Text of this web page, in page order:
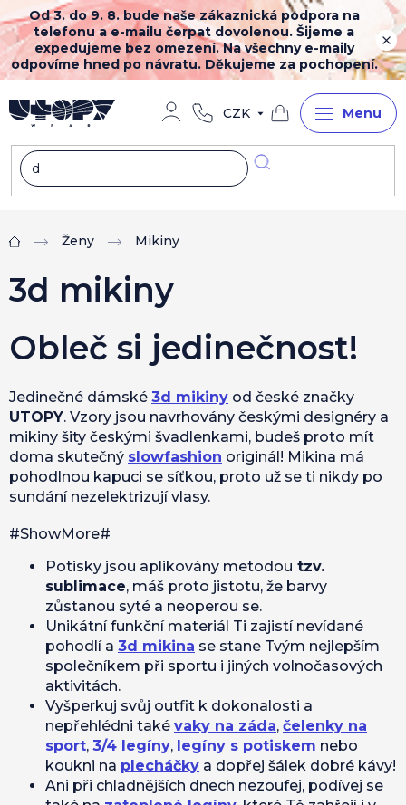
Přejít
na
obsah
Od 3. do 9. 8. bude naše zákaznická podpora na
telefonu a e-mailu čerpat dovolenou. Šijeme a
expedujeme bez omezení. Na všechny e-maily
odpovíme hned po návratu. Děkujeme za pochopení.
CZK
Nákupní
košík
Domů Ženy Mikiny
3d mikiny
Obleč si jedinečnost!
Jedinečné dámské 3d mikiny od české značky
UTOPY. Vzory jsou navrhovány českými designéry a
mikiny šity českými švadlenkami, budeš proto mít
doma skutečný slowfashion originál! Mikina má
pohodlnou kapuci se síťkou, proto už se ti nikdy po
sundání nezelektrizují vlasy.
#ShowMore#
Potisky jsou aplikovány metodou tzv.
sublimace, máš proto jistotu, že barvy
zůstanou syté a neoperou se.
Unikátní funkční materiál Ti zajistí nevídané
pohodlí a 3d mikina se stane Tvým nejlepším
společníkem při sportu i jiných volnočasových
aktivitách.
Vyšperkuj svůj outfit k dokonalosti a
nepřehlédni také vaky na záda, čelenky na
sport, 3/4 legíny, legíny s potiskem nebo
koukni na plecháčky a dopřej šálek dobré kávy!
Ani při chladnějších dnech nezoufej, podívej se